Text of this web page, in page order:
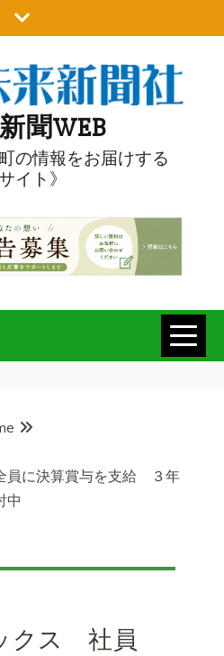
聞WEB
の情報をお届けする
イト》
員に決算賞与を支給 ３年
中
クス 社員